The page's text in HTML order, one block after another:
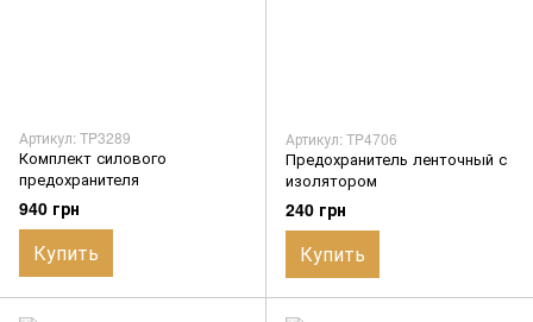
Артикул: TP3289
Комплект силового
предохранителя
940 грн
Купить
Артикул: TP4706
Предохранитель ленточный с
изолятором
240 грн
Купить